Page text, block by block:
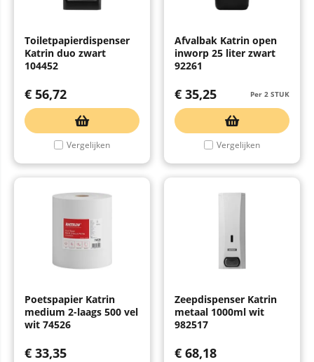
Toiletpapierdispenser
Katrin duo zwart
104452
€ 56,72
Vergelijken
Afvalbak Katrin open
inworp 25 liter zwart
92261
Per 2 STUK
€ 35,25
Vergelijken
Poetspapier Katrin
medium 2-laags 500 vel
wit 74526
€ 33,35
Zeepdispenser Katrin
metaal 1000ml wit
982517
€ 68,18